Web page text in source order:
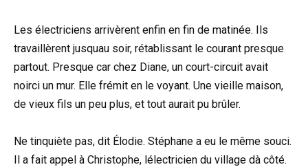
Les électriciens arrivèrent enfin en fin de matinée. Ils
travaillèrent jusquau soir, rétablissant le courant presque
partout. Presque car chez Diane, un court-circuit avait
noirci un mur. Elle frémit en le voyant. Une vieille maison,
de vieux fils un peu plus, et tout aurait pu brûler.
Ne tinquiète pas, dit Élodie. Stéphane a eu le même souci.
Il a fait appel à Christophe, lélectricien du village dà côté.